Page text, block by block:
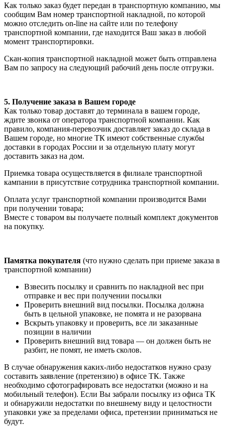
Как только заказ будет передан в транспортную компанию, мы
сообщим Вам номер транспортной накладной, по которой
можно отследить on-line на сайте или по телефону
транспортной компании, где находится Ваш заказ в любой
момент транспортировки.
Скан-копия транспортной накладной может быть отправлена
Вам по запросу на следующий рабочий день после отгрузки.
5. Получение заказа в Вашем городе
Как только товар доставят до терминала в вашем городе,
ждите звонка от оператора транспортной компании. Как
правило, компания-перевозчик доставляет заказ до склада в
Вашем городе, но многие ТК имеют собственные службы
доставки в городах России и за отдельную плату могут
доставить заказ на дом.
Приемка товара осуществляется в филиале транспортной
кампании в присутствие сотрудника транспортной компании.
Оплата услуг транспортной компании производится Вами
при получении товара;
Вместе с товаром вы получаете полный комплект документов
на покупку.
Памятка покупателя (что нужно сделать при приеме заказа в
транспортной компании)
Взвесить посылку и сравнить по накладной вес при
отправке и вес при получении посылки
Проверить внешний вид посылки. Посылка должна
быть в цельной упаковке, не помята и не разорвана
Вскрыть упаковку и проверить, все ли заказанные
позиции в наличии
Проверить внешний вид товара — он должен быть не
разбит, не помят, не иметь сколов.
В случае обнаружения каких-либо недостатков нужно сразу
составить заявление (претензию) в офисе ТК. Также
необходимо сфотографировать все недостатки (можно и на
мобильный телефон). Если Вы забрали посылку из офиса ТК
и обнаружили недостатки по внешнему виду и целостности
упаковки уже за пределами офиса, претензии приниматься не
будут.